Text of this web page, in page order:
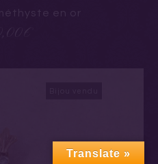
en or
€
Translate »